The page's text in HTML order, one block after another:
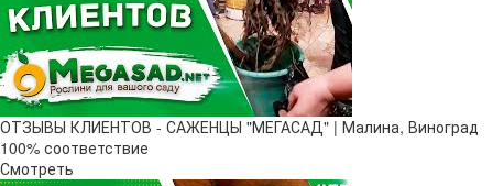
ОТЗЫВЫ КЛИЕНТОВ - САЖЕНЦЫ "МЕГАСАД" | Малина, Виноград
100% соответствие
Смотреть